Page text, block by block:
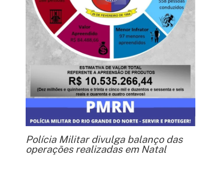
Polícia Militar divulga balanço das
operações realizadas em Natal